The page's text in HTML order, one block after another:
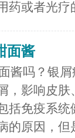
药或者光疗
面酱
酱吗？银
，影响皮
括免疫系
的原因，